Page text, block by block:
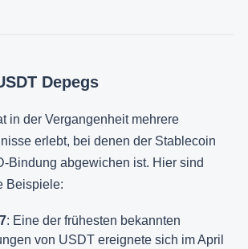
Depegs
in der Vergangenheit mehrere
erlebt, bei denen der Stablecoin
Bindung abgewichen ist. Hier sind
Beispiele:
: Eine der frühesten bekannten
von USDT ereignete sich im April